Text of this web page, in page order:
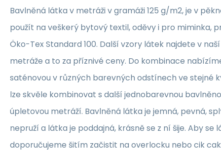
Bavlněná látka v metráži v gramáži 125 g/m2, je v
použít na veškerý bytový textil, oděvy i pro miminka,
Öko-Tex Standard 100. Další vzory látek najdete v
metráže a to za příznivé ceny. Do kombinace
saténovou v různých barevných odstínech ve stejné
lze skvěle kombinovat s další jednobarevnou
úpletovou metráží. Bavlněná látka je jemná, pevná,
nepruží a látka je poddajná, krásně se z ní šije. Aby se
doporučujeme šitím začistit na overlocku nebo cik